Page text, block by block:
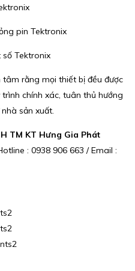
pin Tektronix
Tektronix
rằng mọi thiết bị đều được
chính xác, tuân thủ hướng
sản xuất.
TM KT Hưng Gia Phát
: 0938 906 663 / Email :